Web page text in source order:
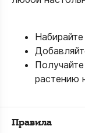
растению
Правила